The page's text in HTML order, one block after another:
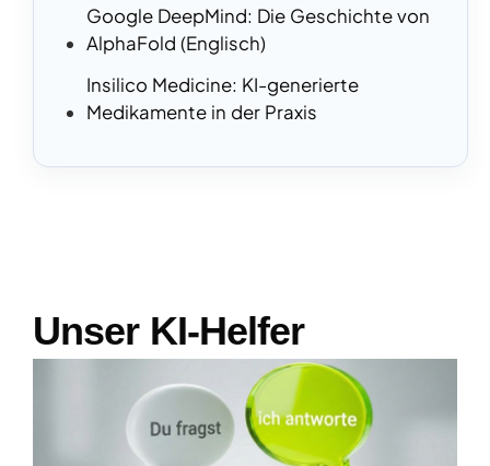
Google DeepMind: Die Geschichte von
AlphaFold (Englisch)
Insilico Medicine: KI-generierte
Medikamente in der Praxis
Unser KI-Helfer